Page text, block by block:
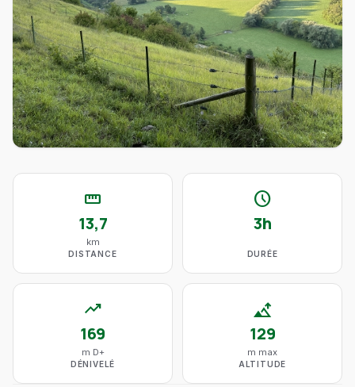
straighten
13,7
km
DISTANCE
schedule
3h
DURÉE
trending_up
169
m D+
DÉNIVELÉ
altitude
129
m max
ALTITUDE